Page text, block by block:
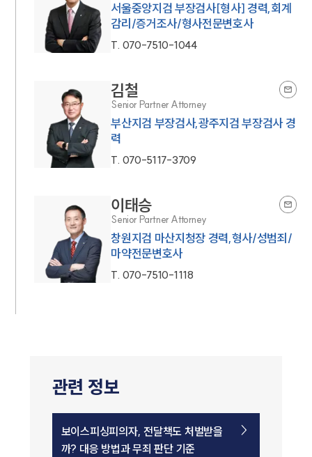
서울중앙지검 부장검사[형사] 경력,회계
감리/증거조사/형사전문변호사
T. 070-7510-1044
김철
Senior Partner Attorney
부산지검 부장검사,광주지검 부장검사 경
력
T. 070-5117-3709
이태승
Senior Partner Attorney
창원지검 마산지청장 경력,형사/성범죄/
마약전문변호사
T. 070-7510-1118
관련 정보
보이스피싱피의자, 전달책도 처벌받을
까? 대응 방법과 무죄 판단 기준